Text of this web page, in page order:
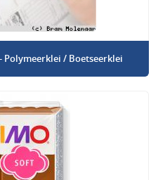
Polymeerklei / Boetseerklei